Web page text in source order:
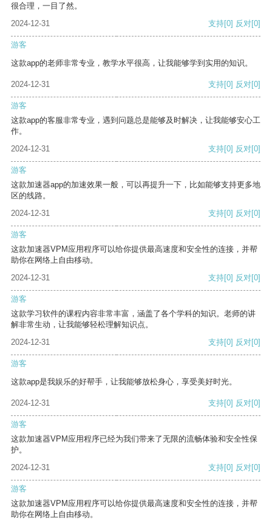
很合理，一目了然。
2024-12-31
支持[0] 反对[0]
游客
这款app的老师非常专业，教学水平很高，让我能够学到实用的知识。
2024-12-31 支持[0] 反对[0]
游客
这款app的客服非常专业，遇到问题总是能够及时解决，让我能够安心工
作。
2024-12-31
支持[0] 反对[0]
游客
这款加速器app的加速效果一般，可以再提升一下，比如能够支持更多地
区的线路。
2024-12-31
支持[0] 反对[0]
游客
这款加速器VPM应用程序可以给你提供最高速度和安全性的连接，并帮
助你在网络上自由移动。
2024-12-31
支持[0] 反对[0]
游客
这款学习软件的课程内容非常丰富，涵盖了各个学科的知识。老师的讲
解非常生动，让我能够轻松理解知识点。
2024-12-31
支持[0] 反对[0]
游客
这款app是我娱乐的好帮手，让我能够放松身心，享受美好时光。
2024-12-31 支持[0] 反对[0]
游客
这款加速器VPM应用程序已经为我们带来了无限的流畅体验和安全性保
护。
2024-12-31
支持[0] 反对[0]
游客
这款加速器VPM应用程序可以给你提供最高速度和安全性的连接，并帮
助你在网络上自由移动。